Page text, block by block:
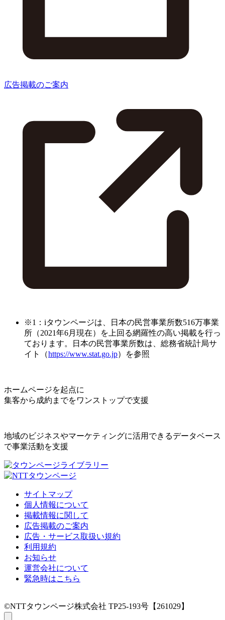
広告掲載のご案内
※1：iタウンページは、日本の民営事業所数516万事業
所（2021年6月現在）を上回る網羅性の高い掲載を行っ
ております。日本の民営事業所数は、総務省統計局サ
イト（https://www.stat.go.jp）を参照
ホームページを起点に
集客から成約までをワンストップで支援
地域のビジネスやマーケティングに活用できるデータベース
で事業活動を支援
サイトマップ
個人情報について
掲載情報に関して
広告掲載のご案内
広告・サービス取扱い規約
利用規約
お知らせ
運営会社について
緊急時はこちら
©NTTタウンページ株式会社 TP25-193号【261029】